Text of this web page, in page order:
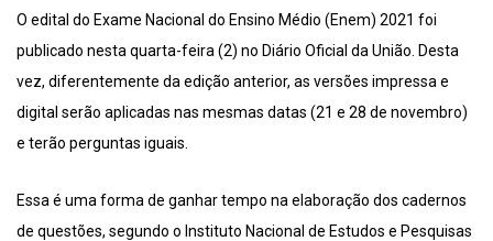
O edital do Exame Nacional do Ensino Médio (Enem) 2021 foi
publicado nesta quarta-feira (2) no Diário Oficial da União. Desta
vez, diferentemente da edição anterior, as versões impressa e
digital serão aplicadas nas mesmas datas (21 e 28 de novembro)
e terão perguntas iguais.
Essa é uma forma de ganhar tempo na elaboração dos cadernos
de questões, segundo o Instituto Nacional de Estudos e Pesquisas